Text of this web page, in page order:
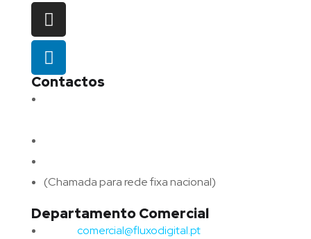
Contactos
(Chamada para rede fixa nacional)
Departamento Comercial
comercial@fluxodigital.pt